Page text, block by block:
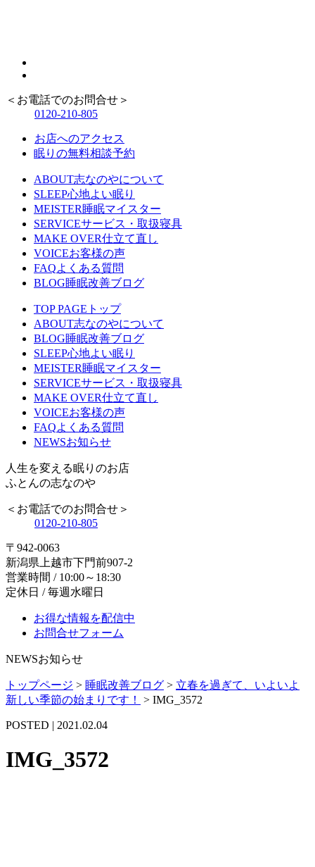
＜お電話でのお問合せ＞
0120-210-805
お店へのアクセス
眠りの無料相談予約
ABOUT志なのやについて
SLEEP心地よい眠り
MEISTER睡眠マイスター
SERVICEサービス・取扱寝具
MAKE OVER仕立て直し
VOICEお客様の声
FAQよくある質問
BLOG睡眠改善ブログ
TOP PAGE トップ
ABOUT志なのやについて
BLOG睡眠改善ブログ
SLEEP心地よい眠り
MEISTER睡眠マイスター
SERVICEサービス・取扱寝具
MAKE OVER仕立て直し
VOICEお客様の声
FAQよくある質問
NEWSお知らせ
人生を変える眠りのお店
ふとんの志なのや
＜お電話でのお問合せ＞
0120-210-805
〒942-0063
新潟県上越市下門前907-2
営業時間 / 10:00～18:30
定休日 / 毎週水曜日
お得な情報を配信中
お問合せフォーム
NEWSお知らせ
トップページ > 睡眠改善ブログ > 立春を過ぎて、いよいよ
新しい季節の始まりです！
> IMG_3572
POSTED | 2021.02.04
IMG_3572